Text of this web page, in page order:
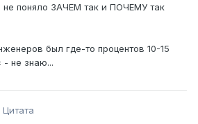
не поняло ЗАЧЕМ так и ПОЧЕМУ так
был где-то процентов 10-15
не знаю...
Цитата